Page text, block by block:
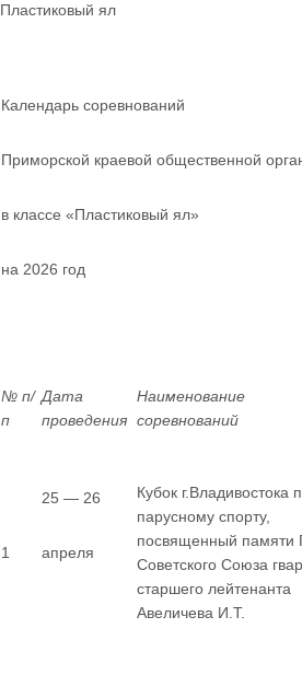
Пластиковый ял
Календарь соревнований
Приморской краевой общественной
в классе «Пластиковый ял»
на 2026 год
№ п/
п
Дата
проведения
Наименование
соревнований
1
25 — 26
апреля
Кубок г.Владивостока
парусному спорту,
посвященный памяти
Советского Союза
старшего лейтенанта
Авеличева И.Т.